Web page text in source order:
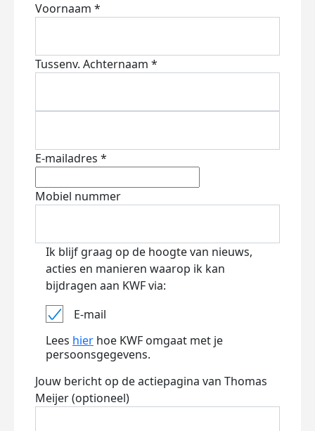
Voornaam *
Tussenv. Achternaam *
E-mailadres *
Mobiel nummer
Ik blijf graag op de hoogte van nieuws,
acties en manieren waarop ik kan
bijdragen aan KWF via:
E-mail
Lees hier hoe KWF omgaat met je
persoonsgegevens.
Jouw bericht op de actiepagina van Thomas
Meijer (optioneel)